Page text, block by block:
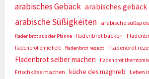
arabisches Gebäck arabisches
arabische Süßigkeiten arabische
fladenbrot aus der Pfanne fladenbrot backen
fladenbrot ohne hefe
fladenbrot rezept Fladenbrot
Fladenbrot selber machen fladenbrot thermomix
Frischkäse machen
küche des maghreb
Leben